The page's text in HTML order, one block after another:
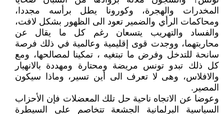
المخدرات والهجرة، وكورونا يطل برأسه مجددا،
ومحاكمات الرأي والضمير تعود الى الظهور بشكل لافت،
والفساد والتهريب يتسعان رغم كل ما يقال عن
محاربتهما، ووجدت قوى إقليمية وعالمية في ذلك فرصة
سانحة للتدخل وفرض ما تبتغيه ، تمكينا لمصالحها، ومع
كل ذلك تبدو تونس مريضة ومحتارة ومهددة بالانهيار
والافلاس، وهى لا تعرف الى أين تسير، وماذا سيكون
المصير.
وعوضا عن الاتجاه ناحية حل تلك المعضلات فإن الأحزاب
السياسية البرلمانية الجشعة تتخاصم على السيطرة